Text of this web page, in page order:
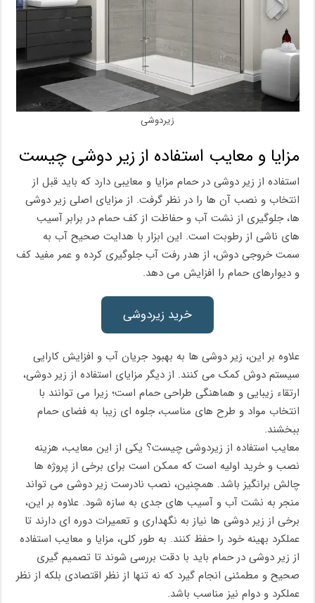
زیردوشی
مزایا و معایب استفاده از زیر دوشی چیست
استفاده از زیر دوشی در حمام مزایا و معایبی دارد که باید قبل از
انتخاب و نصب آن‌ ها را در نظر گرفت. از مزایای اصلی زیر دوشی‌
ها، جلوگیری از نشت آب و حفاظت از کف حمام در برابر آسیب‌
های ناشی از رطوبت است. این ابزار با هدایت صحیح آب به
سمت خروجی دوش، از هدر رفت آب جلوگیری کرده و عمر مفید کف
و دیوارهای حمام را افزایش می‌ دهد.
خرید زیردوشی
علاوه بر این، زیر دوشی‌ ها به بهبود جریان آب و افزایش کارایی
سیستم دوش کمک می‌ کنند. از دیگر مزایای استفاده از زیر دوشی،
ارتقاء زیبایی و هماهنگی طراحی حمام است؛ زیرا می‌ توانند با
انتخاب مواد و طرح‌ های مناسب، جلوه‌ ای زیبا به فضای حمام
ببخشند.
معایب استفاده از زیردوشی چیست؟ یکی از این معایب، هزینه
نصب و خرید اولیه است که ممکن است برای برخی از پروژه‌ ها
چالش‌ برانگیز باشد. همچنین، نصب نادرست زیر دوشی می‌ تواند
منجر به نشت آب و آسیب‌ های جدی به سازه شود. علاوه بر این،
برخی از زیر دوشی‌ ها نیاز به نگهداری و تعمیرات دوره‌ ای دارند تا
عملکرد بهینه خود را حفظ کنند. به طور کلی، مزایا و معایب استفاده
از زیر دوشی در حمام باید با دقت بررسی شوند تا تصمیم ‌گیری
صحیح و مطمئنی انجام گیرد که نه تنها از نظر اقتصادی بلکه از نظر
عملکرد و دوام نیز مناسب باشد.